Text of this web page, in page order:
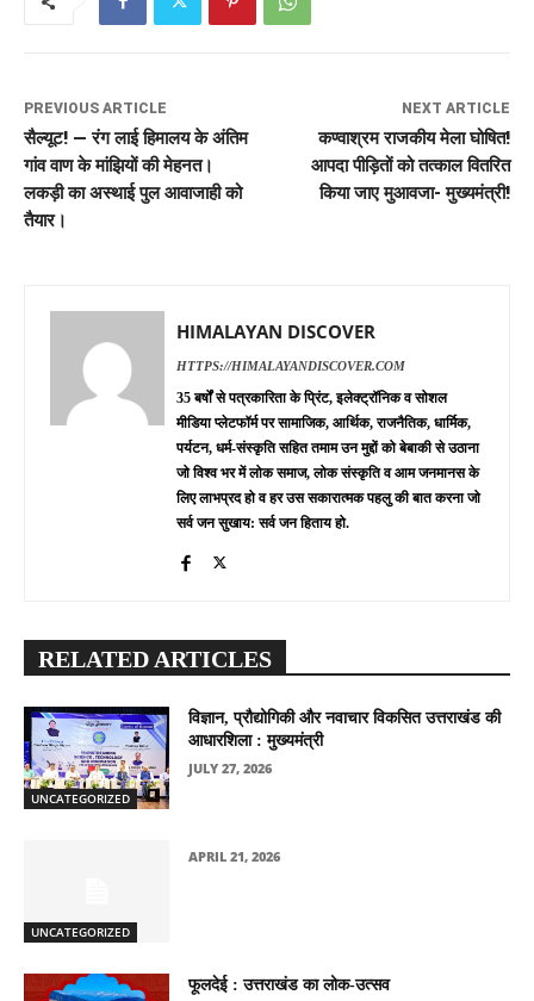
PREVIOUS ARTICLE
सैल्यूट! — रंग लाई हिमालय के अंतिम
गांव वाण के मांझियों की मेहनत।
लकड़ी का अस्थाई पुल आवाजाही को
तैयार।
NEXT ARTICLE
कण्वाश्रम राजकीय मेला घोषित!
आपदा पीड़ितों को तत्काल वितरित
किया जाए मुआवजा- मुख्यमंत्री!
HIMALAYAN DISCOVER
HTTPS://HIMALAYANDISCOVER.COM
35 बर्षों से पत्रकारिता के प्रिंट, इलेक्ट्रॉनिक व सोशल
मीडिया प्लेटफॉर्म पर सामाजिक, आर्थिक, राजनैतिक, धार्मिक,
पर्यटन, धर्म-संस्कृति सहित तमाम उन मुद्दों को बेबाकी से उठाना
जो विश्व भर में लोक समाज, लोक संस्कृति व आम जनमानस के
लिए लाभप्रद हो व हर उस सकारात्मक पहलु की बात करना जो
सर्व जन सुखाय: सर्व जन हिताय हो.
RELATED ARTICLES
UNCATEGORIZED
विज्ञान, प्रौद्योगिकी और नवाचार विकसित उत्तराखंड की
आधारशिला : मुख्यमंत्री
JULY 27, 2026
UNCATEGORIZED
APRIL 21, 2026
फूलदेई : उत्तराखंड का लोक-उत्सव